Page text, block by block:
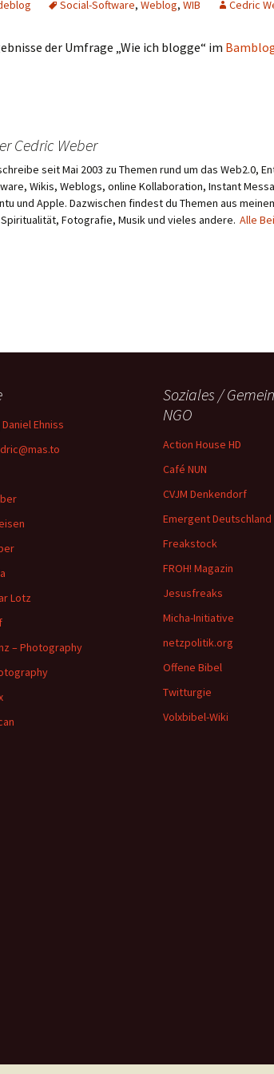
Social-Software, Weblog, WIB Cedric
der Umfrage „Wie ich blogge“ im
Cedric Weber
seit Mai 2003 zu Themen rund um das Web2.0,
Wikis, Weblogs, online Kollaboration, Instant
und Apple. Dazwischen findest du Themen aus
Fotografie, Musik und vieles andere. Alle
Ehniss
Lotz
– Photography
Soziales /
NGO
Action House HD
Café NUN
CVJM Denkendorf
Emergent Deutschland
Freakstock
FROH! Magazin
Jesusfreaks
Micha-Initiative
netzpolitik.org
Offene Bibel
Twitturgie
Volxbibel-Wiki